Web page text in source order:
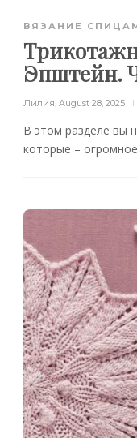
ВЯЗАНИЕ
Эпштейн.
Лилия August 28, 2025
В этом разделе вы
которые –